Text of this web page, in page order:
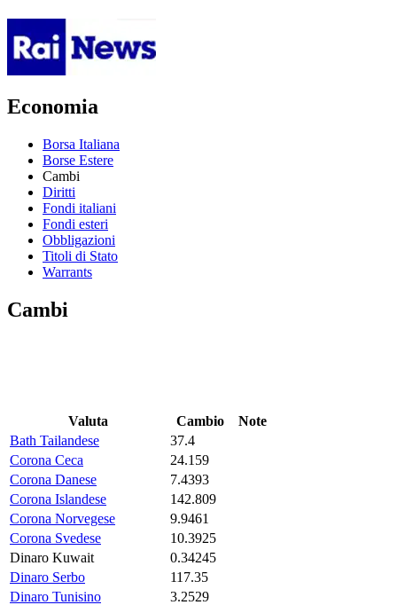
Economia
Borsa Italiana
Borse Estere
Cambi
Diritti
Fondi italiani
Fondi esteri
Obbligazioni
Titoli di Stato
Warrants
Cambi
Valuta Cambio
Note
Bath Tailandese
37.4
Corona Ceca
24.159
Corona Danese
7.4393
Corona Islandese
142.809
Corona Norvegese
9.9461
Corona Svedese
10.3925
Dinaro Kuwait
0.34245
Dinaro Serbo
117.35
Dinaro Tunisino
3.2529